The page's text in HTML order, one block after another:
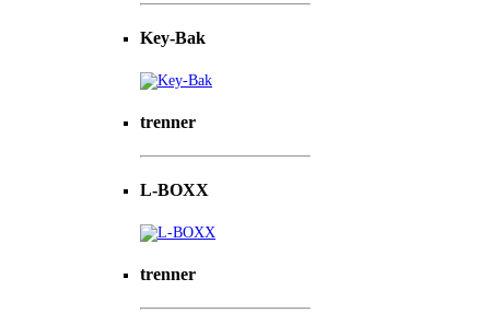
Key-Bak
trenner
L-BOXX
trenner